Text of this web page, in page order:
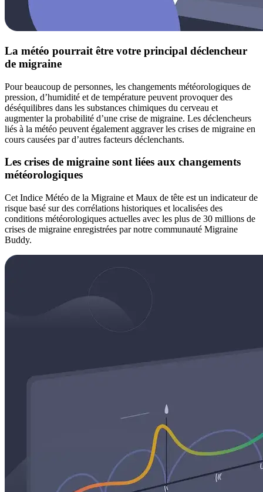
La météo pourrait être votre principal déclencheur
de migraine
Pour beaucoup de personnes, les changements météorologiques de
pression, d’humidité et de température peuvent provoquer des
déséquilibres dans les substances chimiques du cerveau et
augmenter la probabilité d’une crise de migraine. Les déclencheurs
liés à la météo peuvent également aggraver les crises de migraine en
cours causées par d’autres facteurs déclenchants.
Les crises de migraine sont liées aux changements
météorologiques
Cet Indice Météo de la Migraine et Maux de tête est un indicateur de
risque basé sur des corrélations historiques et localisées des
conditions météorologiques actuelles avec les plus de 30 millions de
crises de migraine enregistrées par notre communauté Migraine
Buddy.